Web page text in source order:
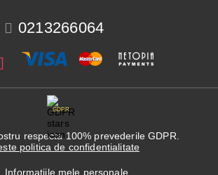
0213266064
GDPR
respecta 100% prevederile GDPR.
politica de confidentialitate
Informatiile mele personale